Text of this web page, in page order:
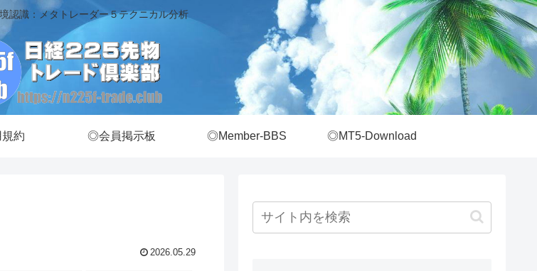
認識：メタトレーダー５テクニカル分析
約 ◎会員掲示板 ◎Member-BBS ◎MT5-Download
2026.05.29